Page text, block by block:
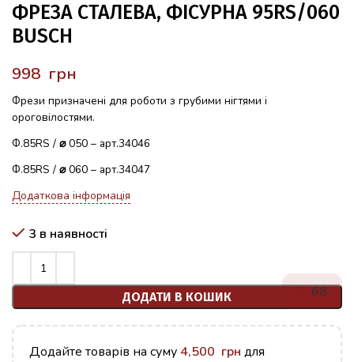
ФРЕЗА СТАЛЕВА, ФІСУРНА 95RS/060
BUSCH
грн
Фрези призначені для роботи з грубими нігтями і
ороговілостями.
Ф.85RS / ⌀050 – арт.34046
Ф.85RS / ⌀060 – арт.34047
Додаткова інформація
3 в наявності
ДОДАТИ В КОШИК 68
Додайте товарів на суму 4,500 грн для